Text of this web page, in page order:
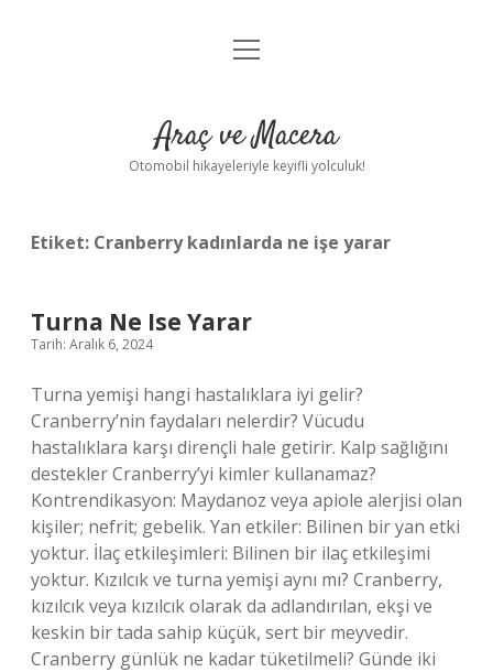
Anasayfa
Yasal Uyarı
menüyü
Araç ve Macera
Otomobil hikayeleriyle keyifli yolculuk!
Etiket: Cranberry kadınlarda ne işe yarar
Turna Ne Ise Yarar
Tarih: Aralık 6, 2024
Turna yemişi hangi hastalıklara iyi gelir?
Cranberry’nin faydaları nelerdir? Vücudu
hastalıklara karşı dirençli hale getirir. Kalp sağlığını
destekler Cranberry’yi kimler kullanamaz?
Kontrendikasyon: Maydanoz veya apiole alerjisi olan
kişiler; nefrit; gebelik. Yan etkiler: Bilinen bir yan etki
yoktur. İlaç etkileşimleri: Bilinen bir ilaç etkileşimi
yoktur. Kızılcık ve turna yemişi aynı mı? Cranberry,
kızılcık veya kızılcık olarak da adlandırılan, ekşi ve
keskin bir tada sahip küçük, sert bir meyvedir.
Cranberry günlük ne kadar tüketilmeli? Günde iki